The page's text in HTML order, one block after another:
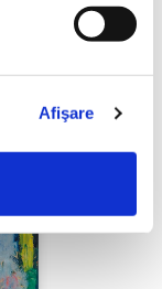
Afişare